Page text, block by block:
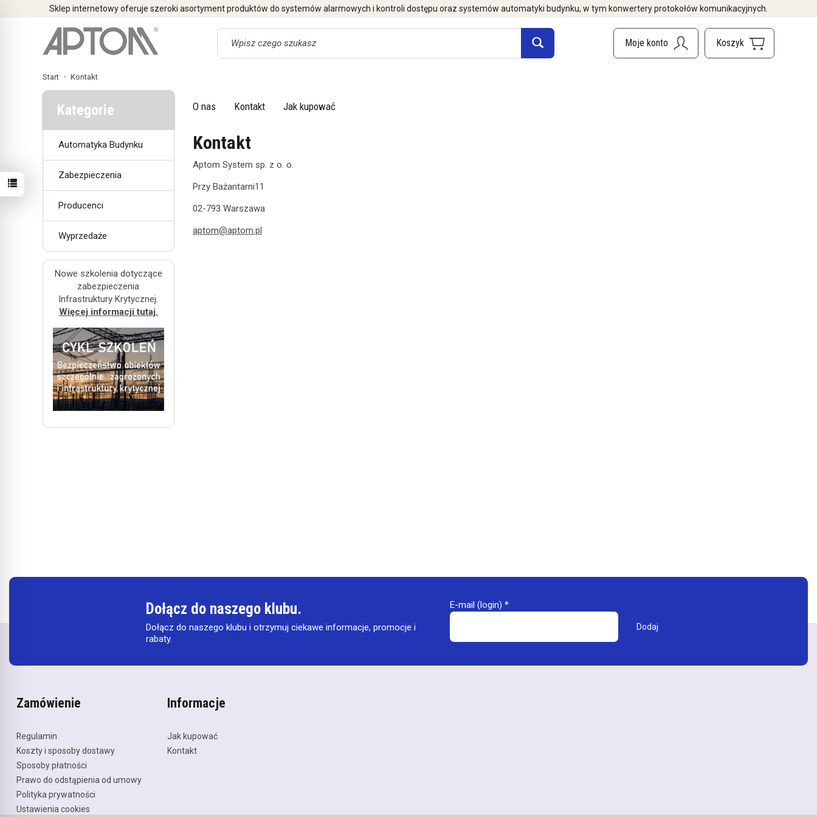
Sklep internetowy oferuje szeroki asortyment produktów do systemów alarmowych i kontroli dostępu oraz systemów automatyki budynku, w tym konwertery protokołów komunikacyjnych.
Wyszukaj
Start Kontakt
O nas Kontakt Jak kupować
Kontakt
Aptom System sp. z o. o.
Przy Bażantarni11
02-793 Warszawa
aptom@aptom.pl
Kategorie
Automatyka Budynku
Zabezpieczenia
Producenci
Wyprzedaże
Nowe szkolenia dotyczące
zabezpieczenia
Infrastruktury Krytycznej.
Więcej informacji tutaj.
Dołącz do naszego klubu.
Dołącz do naszego klubu i otrzymuj ciekawe informacje, promocje i
rabaty.
E-mail (login) *
Zamówienie
Regulamin
Koszty i sposoby dostawy
Sposoby płatności
Prawo do odstąpienia od umowy
Polityka prywatności
Ustawienia cookies
Informacje
Jak kupować
Kontakt